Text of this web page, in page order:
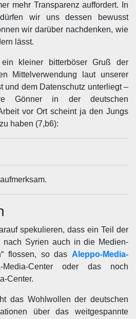
mehr Transparenz auffordert. In
wir uns dessen bewusst
wir darüber nachdenken, wie
lässt.
kleiner bitterböser Gruß der
Mittelverwendung laut unserer
und dem Datenschutz unterliegt –
Gönner in der deutschen
vor Ort scheint ja den Jungs
haben (7,b6):
spekulieren, dass ein Teil der
nach Syrien auch in die Medien-
flossen, so das Aleppo-Media-
Center oder das noch
Center.
das Wohlwollen der deutschen
über das weitgespannte